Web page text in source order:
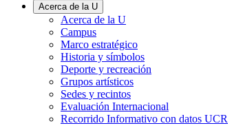
Acerca de la U
Acerca de la U
Campus
Marco estratégico
Historia y símbolos
Deporte y recreación
Grupos artísticos
Sedes y recintos
Evaluación Internacional
Recorrido Informativo con datos UCR